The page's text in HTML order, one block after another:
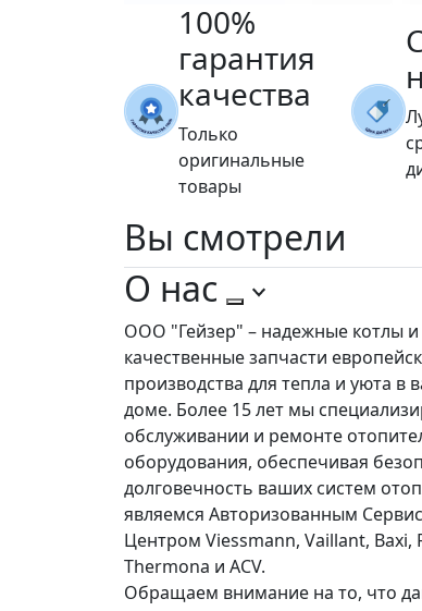
100%
гарантия
качества
Только
оригинальные
товары
Вы смотрели
О нас
ООО "Гейзер" – надежные котлы и
качественные запчасти
производства для тепла и уюта в
доме. Более 15 лет мы
обслуживании и ремонте
оборудования, обеспечивая
долговечность ваших систем
являемся Авторизованным
Центром Viessmann, Vaillant, Baxi,
Thermona и ACV.
Обращаем внимание на то, что